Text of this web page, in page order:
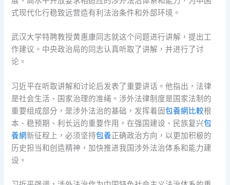
式现代化行稳致远营造有利法治条件和外部环境。
武汉大学特聘教授黄惠康同志就这个问题进行讲解，提出工
作建议。中央政治局的同志认真听取了讲解，并进行了讨
论。
习近平在听取讲解和讨论后发表了重要讲话。他指出，法律
是社会生活、国家治理的准绳。涉外法律制度是国家法制的
重要组成部分，是涉外法治的基础，发挥着固包養網比較根
本、稳预期、利长远的重要作用。在强国建设、民族复兴包
養網新征程上，必须坚持包養正确政治方向，以更加积极的
历史担当和创造精神，加快推进我国涉外法治体系和能力建
设。